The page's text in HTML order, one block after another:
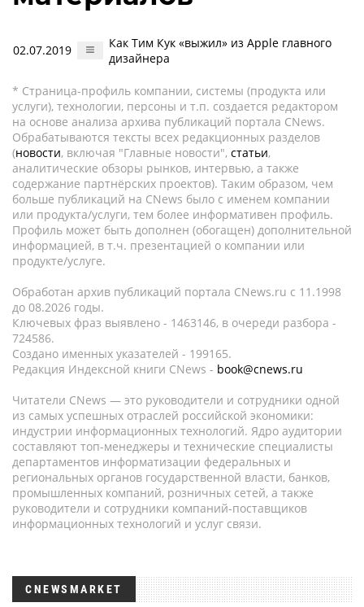
02.07.2019
Как Тим Кук «выжил» из Apple главного
дизайнера
* Страница-профиль компании, системы (продукта или
услуги), технологии, персоны и т.п. создается редактором
на основе анализа архива публикаций портала CNews.
Обрабатываются тексты всех редакционных разделов
(новости, включая "Главные новости", статьи,
аналитические обзоры рынков, интервью, а также
содержание партнёрских проектов). Таким образом, чем
больше публикаций на CNews было с именем компании
или продукта/услуги, тем более информативен профиль.
Профиль может быть дополнен (обогащен) дополнительной
информацией, в т.ч. презентацией о компании или
продукте/услуге.
Обработан архив публикаций портала CNews.ru c 11.1998
до 08.2026 годы.
Ключевых фраз выявлено - 1463146, в очереди разбора -
724586.
Создано именных указателей - 199165.
Редакция Индексной книги CNews - book@cnews.ru
Читатели CNews — это руководители и сотрудники одной
из самых успешных отраслей российской экономики:
индустрии информационных технологий. Ядро аудитории
составляют топ-менеджеры и технические специалисты
департаментов информатизации федеральных и
региональных органов государственной власти, банков,
промышленных компаний, розничных сетей, а также
руководители и сотрудники компаний-поставщиков
информационных технологий и услуг связи.
CNEWSMARKET